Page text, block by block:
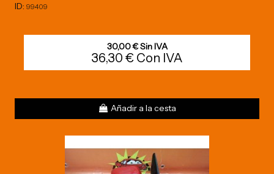
ID: 99409
30,00 € Sin IVA
36,30 € Con IVA
Añadir a la cesta